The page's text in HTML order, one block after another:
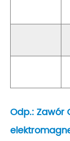
Odp.: Zawór